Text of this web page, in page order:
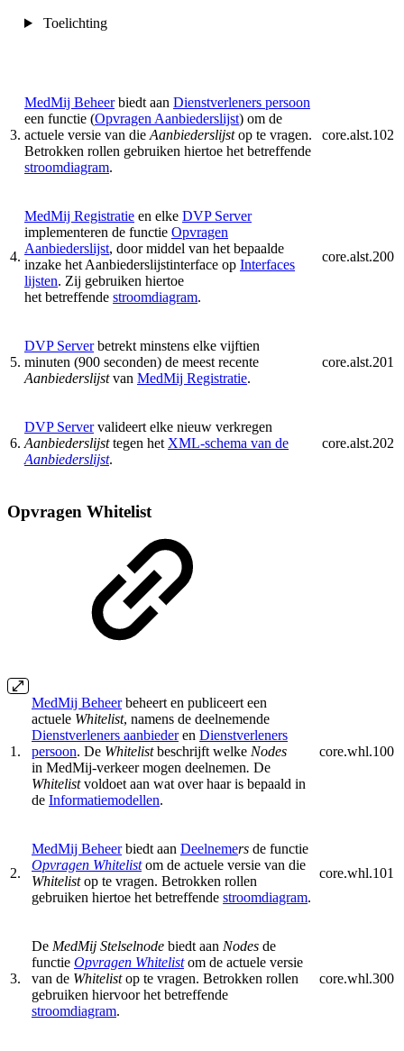
Toelichting
3.
MedMij Beheerbiedt aan Dienstverleners persoon
een functie (Opvragen Aanbiederslijst) om de
actuele versie van die Aanbiederslijstop te vragen.
Betrokken rollen gebruiken hiertoe het betreffende
stroomdiagram.
core.alst.102
4.
MedMij Registratie en elke DVP Server
implementeren de functie Opvragen
Aanbiederslijst, door middel van het bepaalde
inzake het Aanbiederslijstinterface op Interfaces
lijsten. Zij gebruiken hiertoe
het betreffende stroomdiagram.
core.alst.200
5.
DVP Serverbetrekt minstens elke vijftien
minuten (900 seconden) de meest recente
Aanbiederslijstvan MedMij Registratie.
core.alst.201
6.
DVP Server valideert elke nieuw verkregen
Aanbiederslijst tegen het XML-schema van de
Aanbiederslijst.
core.alst.202
Opvragen Whitelist
1.
MedMij Beheerbeheert en publiceert een
actuele Whitelist, namens de deelnemende
Dienstverleners aanbieder en Dienstverleners
persoon. De Whitelistbeschrijft welke Nodes
in MedMij-verkeer mogen deelnemen. De
Whitelistvoldoet aan wat over haar is bepaald in
de Informatiemodellen.
core.whl.100
2.
MedMij Beheerbiedt aan Deelnemers de functie
Opvragen Whitelistom de actuele versie van die
Whitelistop te vragen. Betrokken rollen
gebruiken hiertoe het betreffende stroomdiagram.
core.whl.101
3.
De MedMij Stelselnode biedt aan Nodes de
functie Opvragen Whitelistom de actuele versie
van de Whitelistop te vragen. Betrokken rollen
gebruiken hiervoor het betreffende
stroomdiagram.
core.whl.300